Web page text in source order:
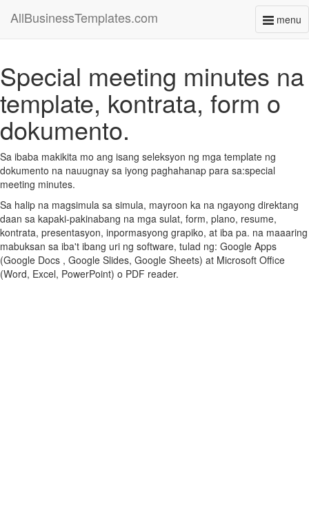
menu
AllBusinessTemplates.com
Special meeting minutes na
template, kontrata, form o
dokumento.
Sa ibaba makikita mo ang isang seleksyon ng mga template ng
dokumento na nauugnay sa iyong paghahanap para sa:special
meeting minutes.
Sa halip na magsimula sa simula, mayroon ka na ngayong direktang
daan sa kapaki-pakinabang na mga sulat, form, plano, resume,
kontrata, presentasyon, inpormasyong grapiko, at iba pa. na maaaring
mabuksan sa iba't ibang uri ng software, tulad ng: Google Apps
(Google Docs , Google Slides, Google Sheets) at Microsoft Office
(Word, Excel, PowerPoint) o PDF reader.